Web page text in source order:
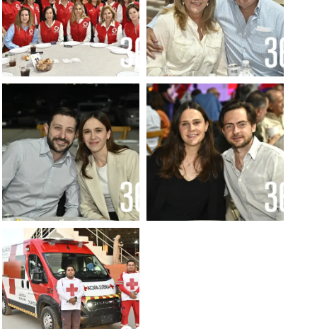
Foto: Alejandro
Foto: Alejandro
Rodríguez
Foto: Alejandro
Rodríguez